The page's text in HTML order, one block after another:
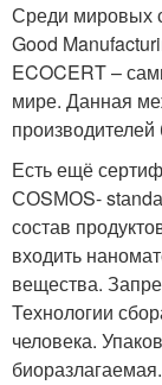
Среди мировых
Good
ECOCERT –
мире. Данная
Есть ещё
СОSМОS-
состав
входить
вещества.
Технологии
человека.
биоразлагаемая.